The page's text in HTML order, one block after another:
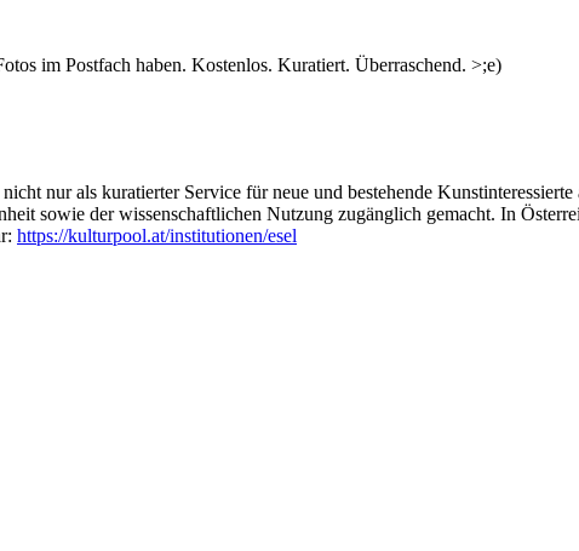
im Postfach haben. Kostenlos. Kuratiert. Überraschend. >;e)
nur als kuratierter Service für neue und bestehende Kunstinteressierte
sowie der wissenschaftlichen Nutzung zugänglich gemacht. In
https://kulturpool.at/institutionen/esel